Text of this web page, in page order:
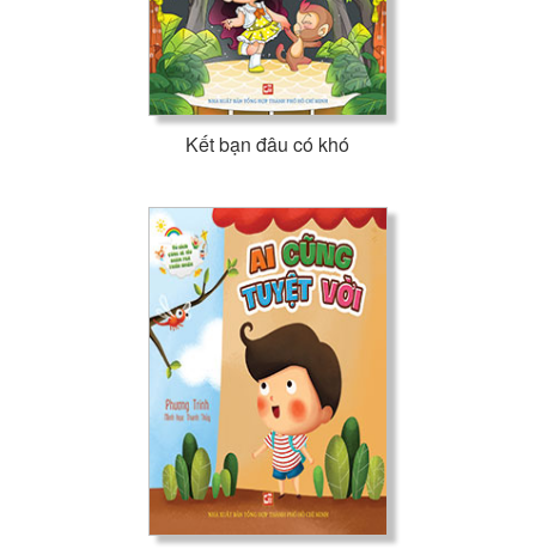
Kết bạn đâu có khó